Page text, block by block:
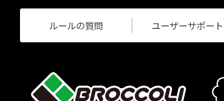
ルールの質問 ユーザーサポート